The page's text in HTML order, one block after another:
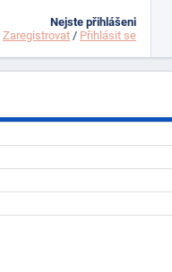
Nejste přihlášeni
Zaregistrovat / Přihlásit se